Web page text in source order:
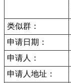
类似群：
申请日期：
申请人：
申请人地址：